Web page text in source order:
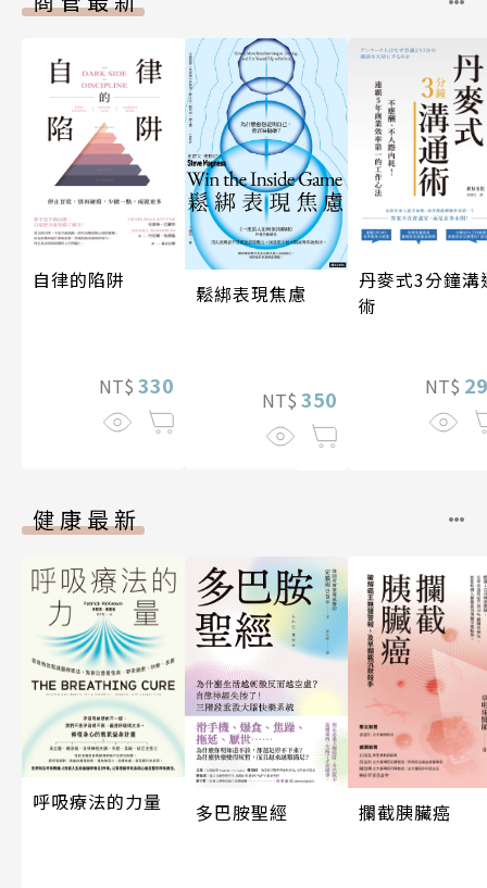
自律的陷阱
NT$ 330
鬆綁表現焦慮
NT$ 350
丹麥式3分鐘溝
術
NT$
健康最新
呼吸療法的力量 多巴胺聖經 攔截胰臟癌